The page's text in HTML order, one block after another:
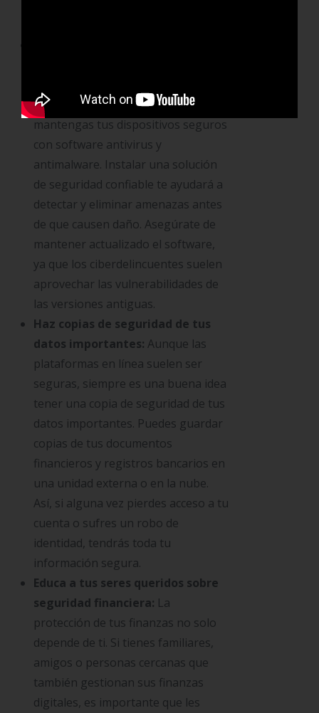
También es fundamental que
mantengas tus dispositivos seguros
con software antivirus y
antimalware. Instalar una solución
de seguridad confiable te ayudará a
detectar y eliminar amenazas antes
de que causen daño. Asegúrate de
mantener actualizado el software,
ya que los ciberdelincuentes suelen
aprovechar las vulnerabilidades de
las versiones antiguas.
Haz copias de seguridad de tus
datos importantes: Aunque las
plataformas en línea suelen ser
seguras, siempre es una buena idea
tener una copia de seguridad de tus
datos importantes. Puedes guardar
copias de tus documentos
financieros y registros bancarios en
una unidad externa o en la nube.
Así, si alguna vez pierdes acceso a tu
cuenta o sufres un robo de
identidad, tendrás toda tu
información segura.
Educa a tus seres queridos sobre
seguridad financiera: La
protección de tus finanzas no solo
depende de ti. Si tienes familiares,
amigos o personas cercanas que
también gestionan sus finanzas
digitales, es importante que les